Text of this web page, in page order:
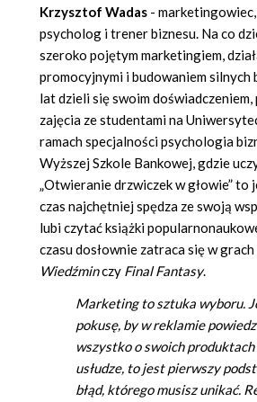
Krzysztof Wadas -
psycholog i trener biznesu. Na co
szeroko pojętym marketingiem,
promocyjnymi i budowaniem silnych
lat dzieli się swoim doświadczeniem,
zajęcia ze studentami na
ramach specjalności psychologia
Wyższej Szkole Bankowej, gdzie
„Otwieranie drzwiczek w głowie” to
czas najchętniej spędza ze swoją
lubi czytać książki
czasu dosłownie zatraca się w
Wiedźminczy Final Fantasy.
Marketing to sztuka wyboru.
pokusę, by w reklamie
wszystko o swoich produktach
usłudze, to jest pierwszy
błąd, którego musisz unikać.